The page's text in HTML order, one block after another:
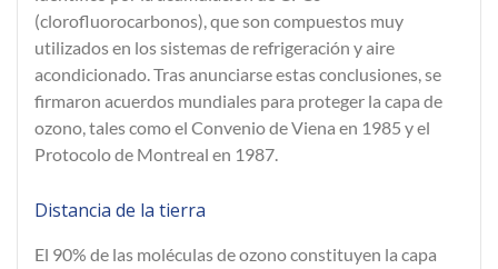
(clorofluorocarbonos), que son compuestos muy
utilizados en los sistemas de refrigeración y aire
acondicionado. Tras anunciarse estas conclusiones, se
firmaron acuerdos mundiales para proteger la capa de
ozono, tales como el Convenio de Viena en 1985 y el
Protocolo de Montreal en 1987.
Distancia de la tierra
El 90% de las moléculas de ozono constituyen la capa